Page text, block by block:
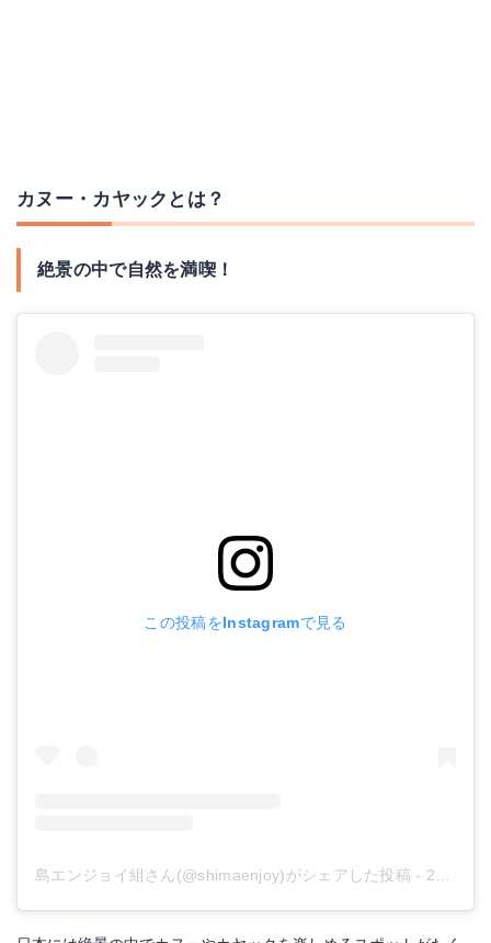
カヌー・カヤックとは？
絶景の中で自然を満喫！
この投稿をInstagramで見る
島エンジョイ組さん(@shimaenjoy)がシェアした投稿 - 2019年 8月月24日午後2時31分PDT